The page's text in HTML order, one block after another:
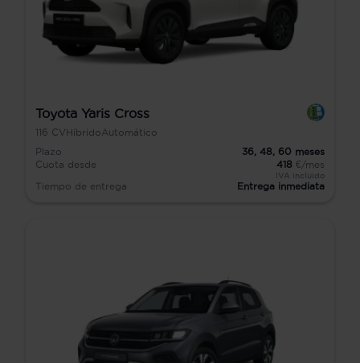
Toyota Yaris Cross
116 CV HíbridoAutomático
Plazo
36, 48, 60 meses
Cuota desde
418 €/mes
IVA incluido
Tiempo de entrega Entrega inmediata